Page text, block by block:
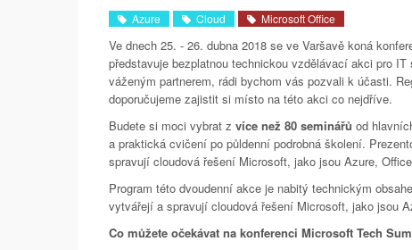
Azure Cloud Microsoft Office
Ve dnech 25. - 26. dubna 2018 se ve Varšavě koná
představuje bezplatnou technickou vzdělávací akci pro
váženým partnerem, rádi bychom vás pozvali k účasti.
doporučujeme zajistit si místo na této akci co nejdříve.
Budete si moci vybrat z více než 80 seminářů od
a praktická cvičení po půldenní podrobná školení.
spravují cloudová řešení Microsoft, jako jsou Azure,
Program této dvoudenní akce je nabitý technickým
vytvářejí a spravují cloudová řešení Microsoft, jako jsou
Co můžete očekávat na konferenci Microsoft Tech